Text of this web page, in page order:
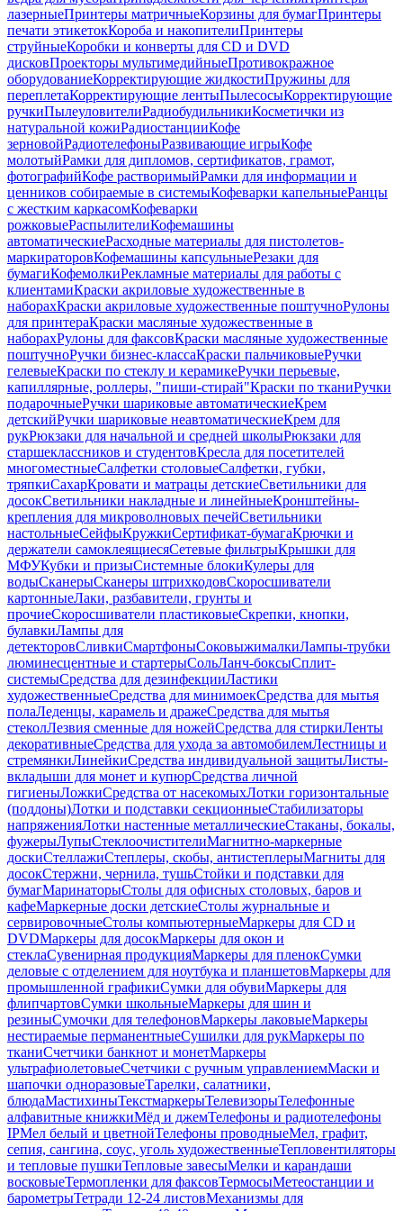
лазерныеПринтеры матричныеКорзины для бумагПринтеры
печати этикетокКороба и накопителиПринтеры
струйныеКоробки и конверты для CD и DVD
дисковПроекторы мультимедийныеПротивокражное
оборудованиеКорректирующие жидкостиПружины для
переплетаКорректирующие лентыПылесосыКорректирующие
ручкиПылеуловителиРадиобудильникиКосметички из
натуральной кожиРадиостанцииКофе
зерновойРадиотелефоныРазвивающие игрыКофе
молотыйРамки для дипломов, сертификатов, грамот,
фотографийКофе растворимыйРамки для информации и
ценников собираемые в системыКофеварки капельныеРанцы
с жестким каркасомКофеварки
рожковыеРаспылителиКофемашины
автоматическиеРасходные материалы для пистолетов-
маркираторовКофемашины капсульныеРезаки для
бумагиКофемолкиРекламные материалы для работы с
клиентамиКраски акриловые художественные в
наборахКраски акриловые художественные поштучноРулоны
для принтераКраски масляные художественные в
наборахРулоны для факсовКраски масляные художественные
поштучноРучки бизнес-классаКраски пальчиковыеРучки
гелевыеКраски по стеклу и керамикеРучки перьевые,
капиллярные, роллеры, "пиши-стирай"Краски по тканиРучки
подарочныеРучки шариковые автоматическиеКрем
детскийРучки шариковые неавтоматическиеКрем для
рукРюкзаки для начальной и средней школыРюкзаки для
старшеклассников и студентовКресла для посетителей
многоместныеСалфетки столовыеСалфетки, губки,
тряпкиСахарКровати и матрацы детскиеСветильники для
досокСветильники накладные и линейныеКронштейны-
крепления для микроволновых печейСветильники
настольныеСейфыКружкиСертификат-бумагаКрючки и
держатели самоклеящиесяСетевые фильтрыКрышки для
МФУКубки и призыСистемные блокиКулеры для
водыСканерыСканеры штрихкодовСкоросшиватели
картонныеЛаки, разбавители, грунты и
прочиеСкоросшиватели пластиковыеСкрепки, кнопки,
булавкиЛампы для
детекторовСливкиСмартфоныСоковыжималкиЛампы-трубки
люминесцентные и стартерыСольЛанч-боксыСплит-
системыСредства для дезинфекцииЛастики
художественныеСредства для минимоекСредства для мытья
полаЛеденцы, карамель и дражеСредства для мытья
стеколЛезвия сменные для ножейСредства для стиркиЛенты
декоративныеСредства для ухода за автомобилемЛестницы и
стремянкиЛинейкиСредства индивидуальной защитыЛисты-
вкладыши для монет и купюрСредства личной
гигиеныЛожкиСредства от насекомыхЛотки горизонтальные
(поддоны)Лотки и подставки секционныеСтабилизаторы
напряженияЛотки настенные металлическиеСтаканы, бокалы,
фужерыЛупыСтеклоочистителиМагнитно-маркерные
доскиСтеллажиСтеплеры, скобы, антистеплерыМагниты для
досокСтержни, чернила, тушьСтойки и подставки для
бумагМаринаторыСтолы для офисных столовых, баров и
кафеМаркерные доски детскиеСтолы журнальные и
сервировочныеСтолы компьютерныеМаркеры для CD и
DVDМаркеры для досокМаркеры для окон и
стеклаСувенирная продукцияМаркеры для пленокСумки
деловые с отделением для ноутбука и планшетовМаркеры для
промышленной графикиСумки для обувиМаркеры для
флипчартовСумки школьныеМаркеры для шин и
резиныСумочки для телефоновМаркеры лаковыеМаркеры
нестираемые перманентныеСушилки для рукМаркеры по
тканиСчетчики банкнот и монетМаркеры
ультрафиолетовыеСчетчики с ручным управлениемМаски и
шапочки одноразовыеТарелки, салатники,
блюдаМастихиныТекстмаркерыТелевизорыТелефонные
алфавитные книжкиМёд и джемТелефоны и радиотелефоны
IPМел белый и цветнойТелефоны проводныеМел, графит,
сепия, сангина, соус, уголь художественныеТепловентиляторы
и тепловые пушкиТепловые завесыМелки и карандаши
восковыеТермопленки для факсовТермосыМетеостанции и
барометрыТетради 12-24 листовМеханизмы для